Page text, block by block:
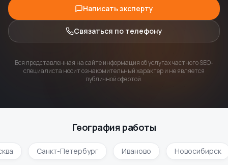
Написать эксперту
Связаться по телефону
Вся представленная на сайте информация об услугах частного SEO-
специалиста носит ознакомительный характер и не является
публичной офертой.
География работы
Санкт-Петербург Иваново Новосибирск